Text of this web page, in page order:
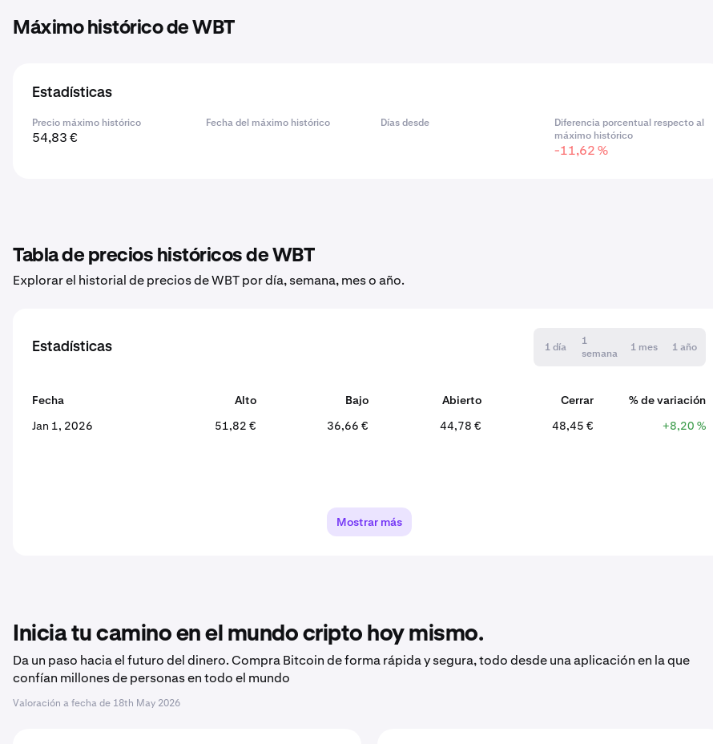
Máximo histórico de WBT
Estadísticas
Precio máximo histórico
54,83 €
Fecha del máximo histórico Días desde
Diferencia porcentual respecto al
máximo histórico
-11,62 %
Tabla de precios históricos de WBT
Explorar el historial de precios de WBT por día, semana, mes o año.
Estadísticas 1 día
1
semana
1 mes 1 año
Fecha Alto Bajo Abierto Cerrar
% de variación
Jan 1, 2026
51,82 € 36,66 € 44,78 € 48,45 € +8,20 %
Mostrar más
Inicia tu camino en el mundo cripto hoy mismo.
Da un paso hacia el futuro del dinero. Compra Bitcoin de forma rápida y segura, todo desde una aplicación en la que
confían millones de personas en todo el mundo
Valoración a fecha de 18th May 2026